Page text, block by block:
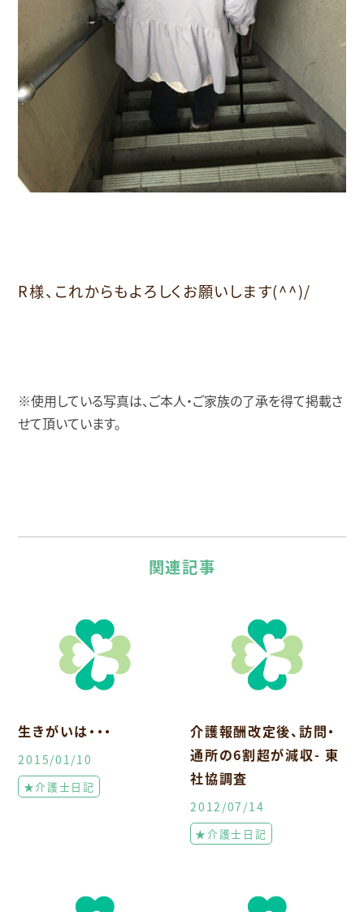
R様、これからもよろしくお願いします(^^)/
※使用している写真は、ご本人・ご家族の了承を得て掲載さ
せて頂いています。
関連記事
生きがいは・・・
2015/01/10
★介護士日記
介護報酬改定後、訪問・
通所の6割超が減収- 東
社協調査
2012/07/14
★介護士日記